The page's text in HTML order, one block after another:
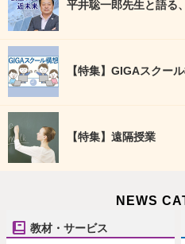
平井聡一郎先生と語る
【特集】GIGAスクー
【特集】遠隔授業
NEWS
教材・サービス